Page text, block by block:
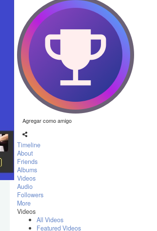
Agregar como amigo
Timeline
About
Friends
Albums
Videos
Audio
Followers
More
Videos
All Videos
Featured Videos